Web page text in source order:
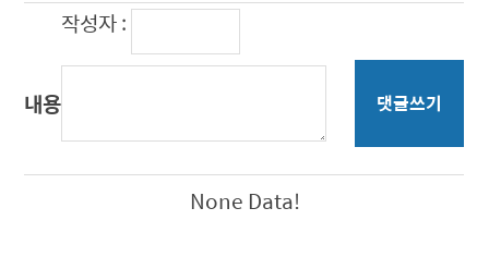
작성자 :
내용 댓글쓰기
None Data!